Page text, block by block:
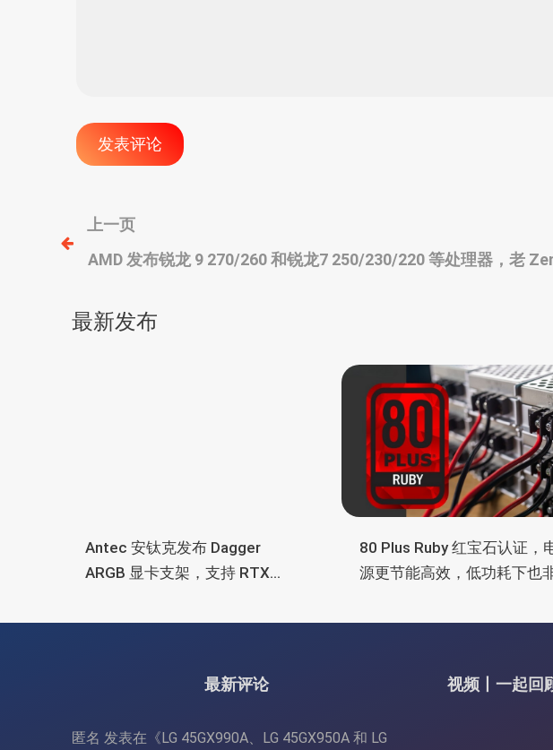
文
章
导
上一页
AMD 发布锐龙 9 270/260 和锐龙7 250/230/220 等处理器，老
最新发布
Antec 安钛克发布 Dagger
ARGB 显卡支架，支持 RTX
灯效
80 Plus Ruby 红宝石认证，
源更节能高效，低功耗下也
最新评论
匿名 发表在《 LG 45GX990A、LG 45GX950A 和 LG
视频丨一起回